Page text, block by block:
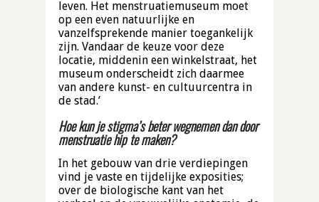
leven. Het menstruatiemuseum moet
op een even natuurlijke en
vanzelfsprekende manier toegankelijk
zijn. Vandaar de keuze voor deze
locatie, middenin een winkelstraat, het
museum onderscheidt zich daarmee
van andere kunst- en cultuurcentra in
de stad.’
Hoe kun je stigma’s beter wegnemen dan door
menstruatie hip te maken?
In het gebouw van drie verdiepingen
vind je vaste en tijdelijke exposities;
over de biologische kant van het